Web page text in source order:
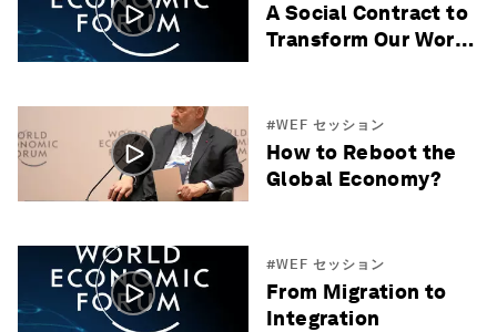
A Social Contract to
Transform Our World
#WEF セッション
How to Reboot the
Global Economy?
#WEF セッション
From Migration to
Integration